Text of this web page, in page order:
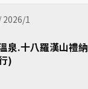
2026/1
泉.十八羅漢山禮納
)